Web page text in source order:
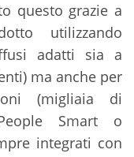
questo grazie a
utilizzando
adatti sia a
ma anche per
(migliaia di
Smart o
integrati con